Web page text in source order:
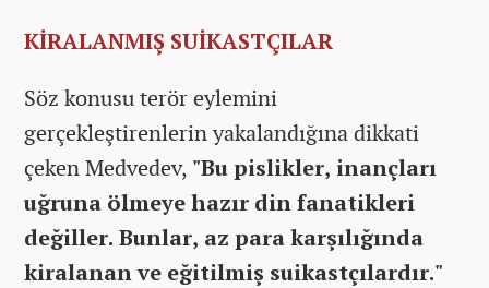
KİRALANMIŞ SUİKASTÇILAR
Söz konusu terör eylemini
gerçekleştirenlerin yakalandığına dikkati
çeken Medvedev, "Bu pislikler, inançları
uğruna ölmeye hazır din fanatikleri
değiller. Bunlar, az para karşılığında
kiralanan ve eğitilmiş suikastçılardır."